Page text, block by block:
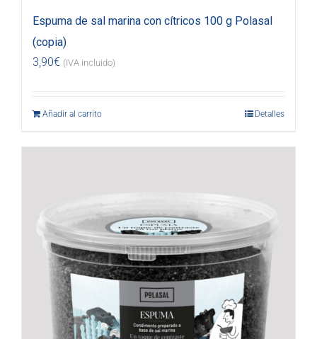
Espuma de sal marina con cítricos 100 g Polasal
(copia)
3,90€ (IVA incluido)
Añadir al carrito Detalles